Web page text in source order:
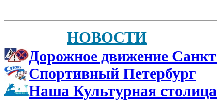
НОВОСТИ
Дорожное движение
Спортивный Петербург
Наша Культурная столица